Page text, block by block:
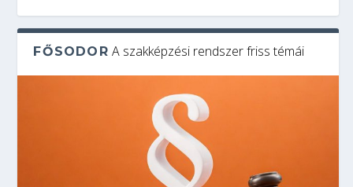
FŐSODOR A szakképzési rendszer friss témái